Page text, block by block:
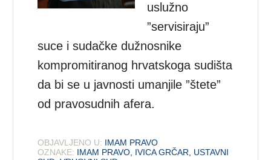
uslužno
”servisiraju”
suce i sudačke dužnosnike
kompromitiranog hrvatskoga sudišta
da bi se u javnosti umanjile ”štete”
od pravosudnih afera.
OBJAVLJENO U: IMAM PRAVO
OZNAKE: IMAM PRAVO, IVICA GRČAR, USTAVNI